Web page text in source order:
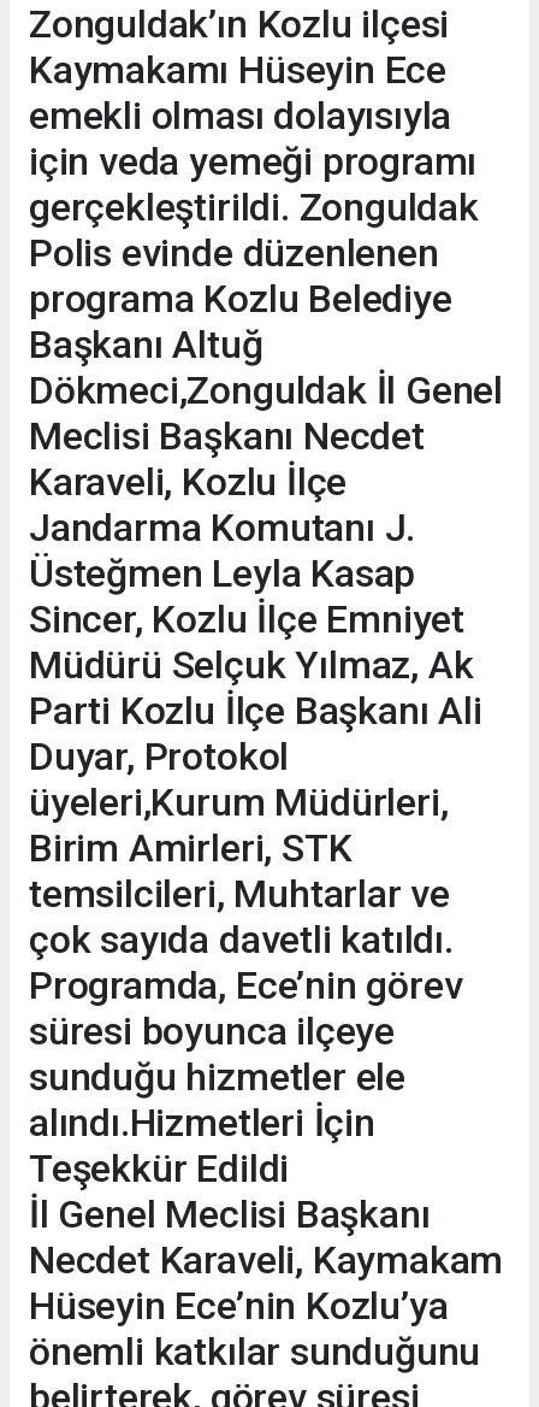
Zonguldak’ın Kozlu ilçesi
Kaymakamı Hüseyin Ece
emekli olması dolayısıyla
için veda yemeği programı
gerçekleştirildi. Zonguldak
Polis evinde düzenlenen
programa Kozlu Belediye
Başkanı Altuğ
Dökmeci,Zonguldak İl Genel
Meclisi Başkanı Necdet
Karaveli, Kozlu İlçe
Jandarma Komutanı J.
Üsteğmen Leyla Kasap
Sincer, Kozlu İlçe Emniyet
Müdürü Selçuk Yılmaz, Ak
Parti Kozlu İlçe Başkanı Ali
Duyar, Protokol
üyeleri,Kurum Müdürleri,
Birim Amirleri, STK
temsilcileri, Muhtarlar ve
çok sayıda davetli katıldı.
Programda, Ece’nin görev
süresi boyunca ilçeye
sunduğu hizmetler ele
alındı.Hizmetleri İçin
Teşekkür Edildi
İl Genel Meclisi Başkanı
Necdet Karaveli, Kaymakam
Hüseyin Ece’nin Kozlu’ya
önemli katkılar sunduğunu
belirterek, görev süresi